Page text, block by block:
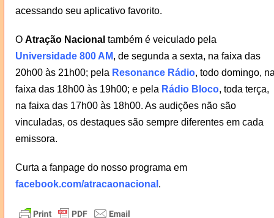
acessando seu aplicativo favorito.
O Atração Nacional também é veiculado pela
Universidade 800 AM, de segunda a sexta, na faixa das
20h00 às 21h00; pela Resonance Rádio, todo domingo,
faixa das 18h00 às 19h00; e pela Rádio Bloco, toda terça,
na faixa das 17h00 às 18h00. As audições não são
vinculadas, os destaques são sempre diferentes em cada
emissora.
Curta a fanpage do nosso programa em
facebook.com/atracaonacional .